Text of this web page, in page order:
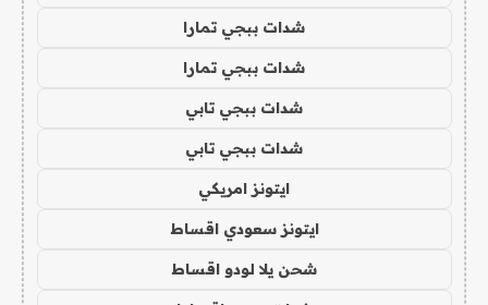
شدات ببجي تمارا
شدات ببجي تمارا
شدات ببجي تابي
شدات ببجي تابي
ايتونز امريكي
ايتونز سعودي اقساط
شحن يلا لودو اقساط